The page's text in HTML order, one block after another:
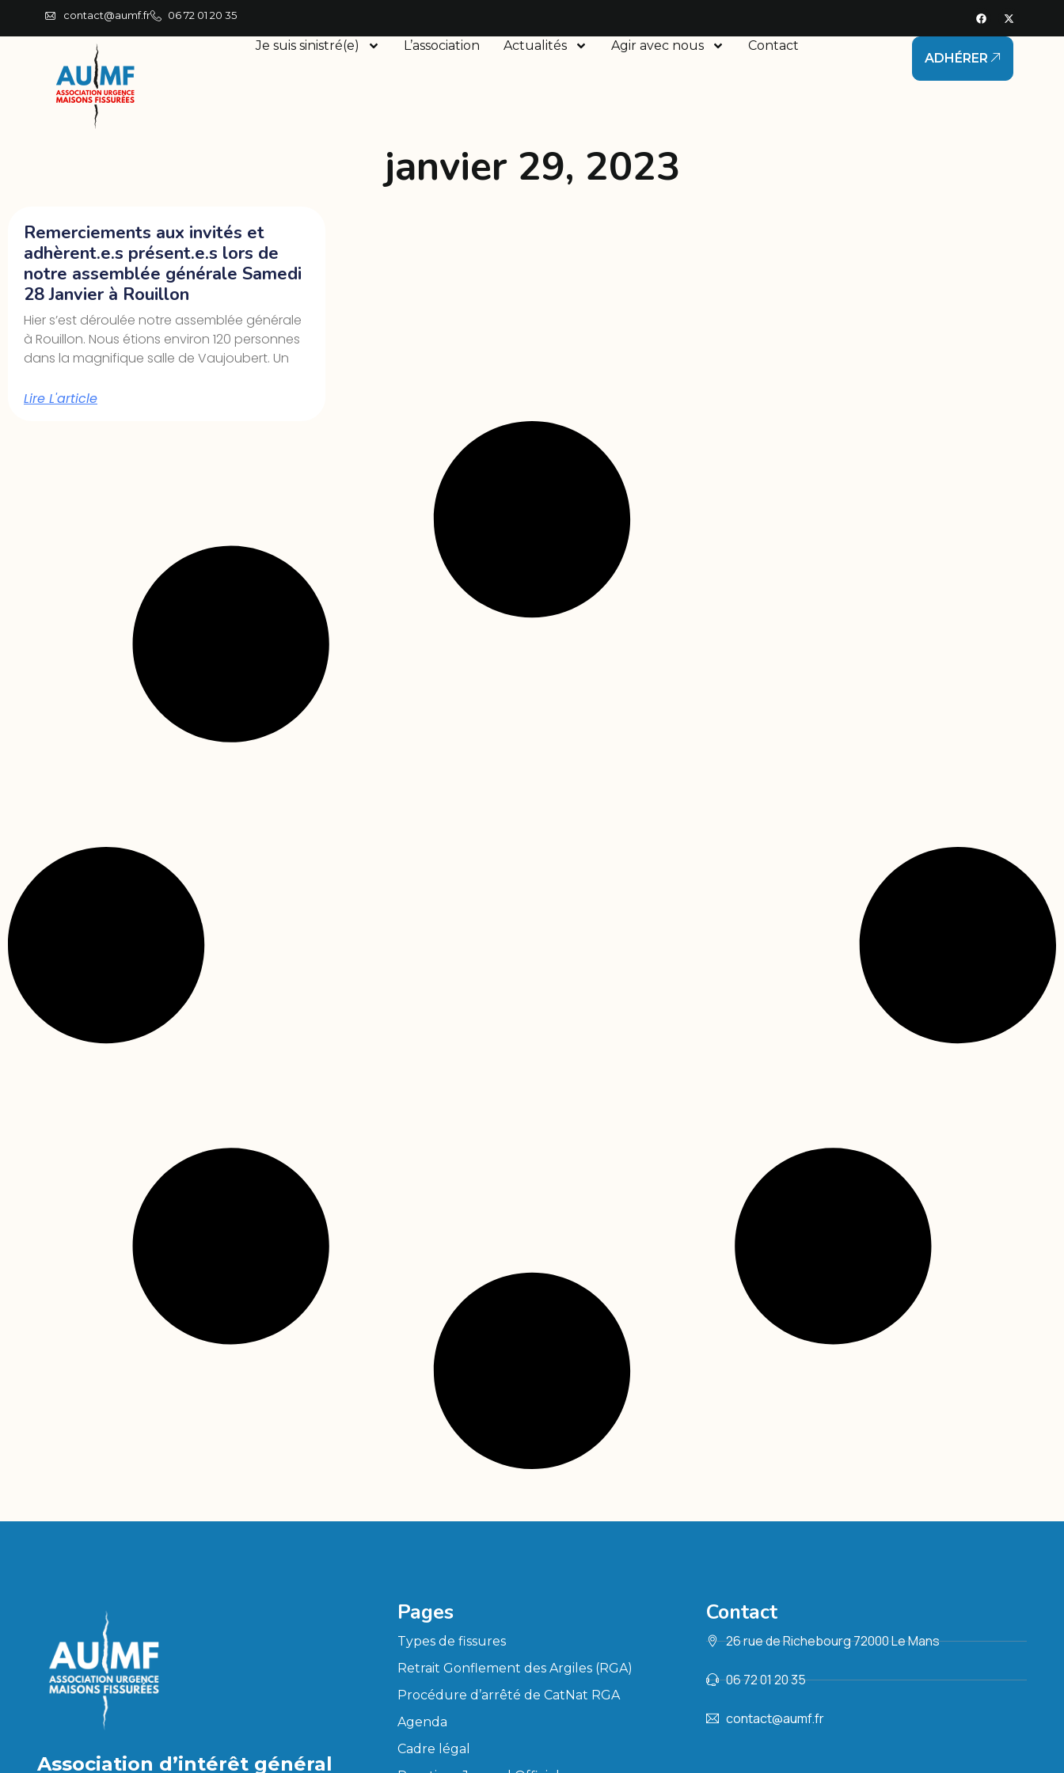
contact@aumf.fr 06 72 01 20 35
Je suis sinistré(e) L’association Actualités Agir avec nous
Contact
ADHÉRER
janvier 29, 2023
Remerciements aux invités et
adhèrent.e.s présent.e.s lors de
notre assemblée générale Samedi
28 Janvier à Rouillon
Hier s’est déroulée notre assemblée générale
à Rouillon. Nous étions environ 120 personnes
dans la magnifique salle de Vaujoubert. Un
Lire L'article
Association d’intérêt général
Pages
Types de fissures
Retrait Gonflement des Argiles (RGA)
Procédure d’arrêté de CatNat RGA
Agenda
Cadre légal
Contact
26 rue de Richebourg 72000 Le Mans
06 72 01 20 35
contact@aumf.fr